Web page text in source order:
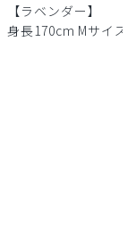
【ラベンダー】
身長170cm Mサイズ